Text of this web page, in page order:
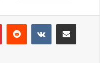
VKontakte